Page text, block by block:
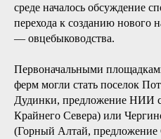
среде началось обсуждение
перехода к созданию нового
— овцебыководства.
Первоначальными
ферм могли стать поселок
Дудинки, предложение НИИ
Крайнего Севера) или
(Горный Алтай,